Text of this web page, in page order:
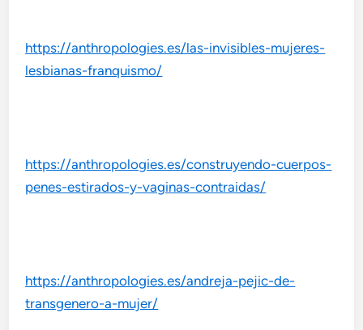
https://anthropologies.es/las-invisibles-mujeres-
lesbianas-franquismo/
https://anthropologies.es/construyendo-cuerpos-
penes-estirados-y-vaginas-contraidas/
https://anthropologies.es/andreja-pejic-de-
transgenero-a-mujer/